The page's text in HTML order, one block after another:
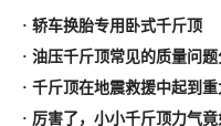
· 轿车换胎专用卧式千斤顶
· 油压千斤顶常见的质量问
· 千斤顶在地震救援中起到重
· 厉害了，小小千斤顶力气